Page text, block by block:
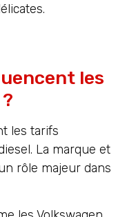
les
les tarifs
La marque et
rôle majeur dans